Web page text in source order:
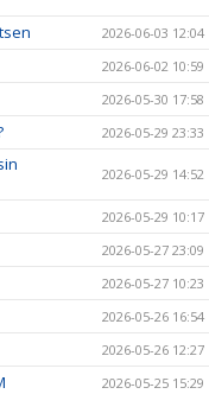
2026-06-03 12:04
2026-06-02 10:59
2026-05-30 17:58
2026-05-29 23:33
2026-05-29 14:52
2026-05-29 10:17
2026-05-27 23:09
2026-05-27 10:23
2026-05-26 16:54
2026-05-26 12:27
2026-05-25 15:29